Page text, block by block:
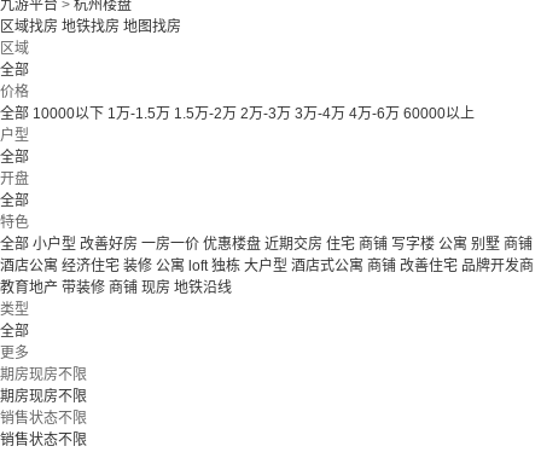
九游平台 > 杭州楼盘
区域找房 地铁找房 地图找房
区域
全部
价格
全部 10000以下 1万-1.5万 1.5万-2万 2万-3万 3万-4万 4万-6万 60000以上
户型
全部
开盘
全部
特色
全部 小户型 改善好房 一房一价 优惠楼盘 近期交房 住宅 商铺 写字楼 公寓 别墅 商铺
酒店公寓 经济住宅 装修 公寓 loft独栋 大户型 酒店式公寓 商铺 改善住宅 品牌开发商
教育地产 带装修 商铺 现房 地铁沿线
类型
全部
更多
期房现房不限
期房现房不限
销售状态不限
销售状态不限